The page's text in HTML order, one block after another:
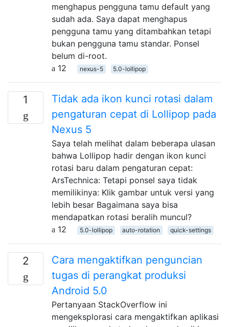
menghapus pengguna tamu default yang
sudah ada. Saya dapat menghapus
pengguna tamu yang ditambahkan tetapi
bukan pengguna tamu standar. Ponsel
belum di-root.
12
nexus-5 5.0-lollipop
1
Tidak ada ikon kunci rotasi dalam
pengaturan cepat di Lollipop pada
Nexus 5
Saya telah melihat dalam beberapa ulasan
bahwa Lollipop hadir dengan ikon kunci
rotasi baru dalam pengaturan cepat:
ArsTechnica: Tetapi ponsel saya tidak
memilikinya: Klik gambar untuk versi yang
lebih besar Bagaimana saya bisa
mendapatkan rotasi beralih muncul?
12
5.0-lollipop auto-rotation quick-settings
2
Cara mengaktifkan penguncian
tugas di perangkat produksi
Android 5.0
Pertanyaan StackOverflow ini
mengeksplorasi cara mengaktifkan aplikasi